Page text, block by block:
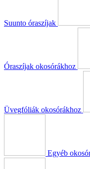
Suunto óraszíjak
Óraszíjak okosórákhoz
Üvegfóliák okosórákhoz
Egyéb